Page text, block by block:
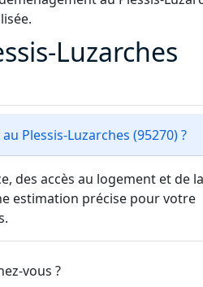
Luzarches
Plessis-Luzarches (95270) ?
des accès au logement et de la
estimation précise pour votre
vous ?